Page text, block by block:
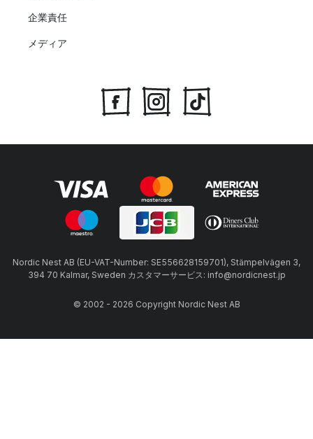
企業責任
メディア
Nordic Nest AB (EU-VAT-Number: SE556628159701), Stämpelvägen 3,
394 70 Kalmar, Sweden カスタマーサービス: info@nordicnest.jp
© 2002 - 2026 Copyright Nordic Nest AB